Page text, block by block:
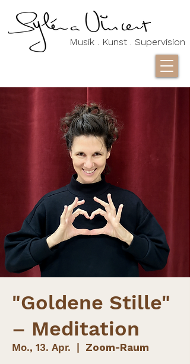
Musik . Kunst . Supervision
"Goldene Stille"
– Meditation
Mo., 13. Apr.
Zoom-Raum